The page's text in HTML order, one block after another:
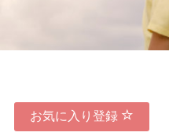
お気に入り登録